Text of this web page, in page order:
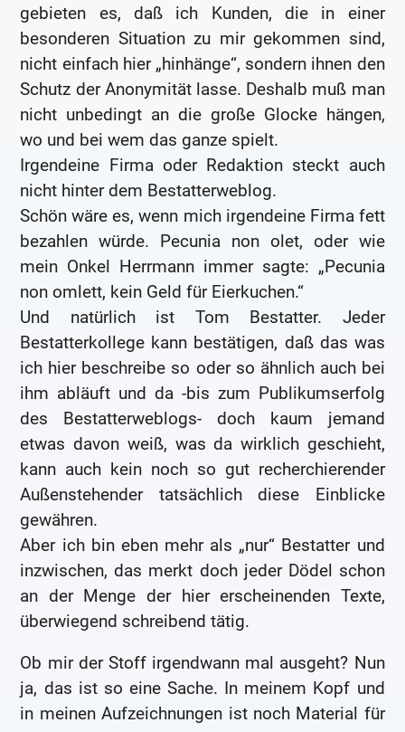
gebieten es, daß ich Kunden, die in einer
besonderen Situation zu mir gekommen sind,
nicht einfach hier „hinhänge“, sondern ihnen den
Schutz der Anonymität lasse. Deshalb muß man
nicht unbedingt an die große Glocke hängen,
wo und bei wem das ganze spielt.
Irgendeine Firma oder Redaktion steckt auch
nicht hinter dem Bestatterweblog.
Schön wäre es, wenn mich irgendeine Firma fett
bezahlen würde. Pecunia non olet, oder wie
mein Onkel Herrmann immer sagte: „Pecunia
non omlett, kein Geld für Eierkuchen.“
Und natürlich ist Tom Bestatter. Jeder
Bestatterkollege kann bestätigen, daß das was
ich hier beschreibe so oder so ähnlich auch bei
ihm abläuft und da -bis zum Publikumserfolg
des Bestatterweblogs- doch kaum jemand
etwas davon weiß, was da wirklich geschieht,
kann auch kein noch so gut recherchierender
Außenstehender tatsächlich diese Einblicke
gewähren.
Aber ich bin eben mehr als „nur“ Bestatter und
inzwischen, das merkt doch jeder Dödel schon
an der Menge der hier erscheinenden Texte,
überwiegend schreibend tätig.
Ob mir der Stoff irgendwann mal ausgeht? Nun
ja, das ist so eine Sache. In meinem Kopf und
in meinen Aufzeichnungen ist noch Material für